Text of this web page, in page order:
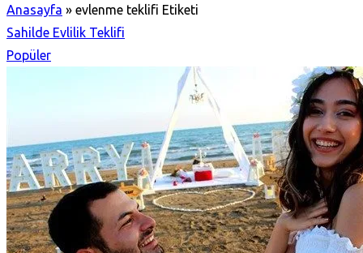
Anasayfa » evlenme teklifi Etiketi
Sahilde Evlilik Teklifi
Popüler